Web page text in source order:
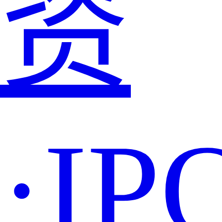
资